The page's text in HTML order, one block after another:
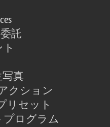
託
写真
クション
リセット
プログラム